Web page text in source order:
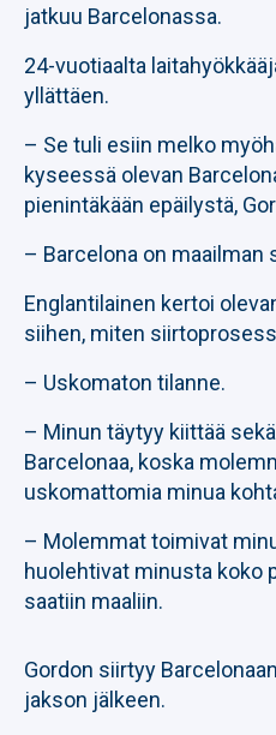
jatkuu Barcelonassa.
24-vuotiaalta
yllättäen.
– Se tuli esiin melko
kyseessä olevan
pienintäkään epäilystä,
– Barcelona on maailman
Englantilainen kertoi
siihen, miten
– Uskomaton tilanne.
– Minun täytyy kiittää
Barcelonaa, koska
uskomattomia minua
– Molemmat toimivat
huolehtivat minusta koko
saatiin maaliin.
Gordon siirtyy
jakson jälkeen.